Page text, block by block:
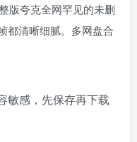
版夸克全网罕见的未删
都清晰细腻。多网盘合
敏感，先保存再下载